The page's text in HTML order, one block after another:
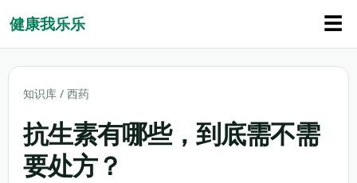
健康我乐乐 ☰
知识库 / 西药
抗生素有哪些，到底需不需
要处方？